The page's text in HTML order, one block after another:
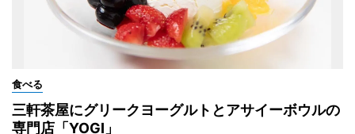
食べる
三軒茶屋にグリークヨーグルトとアサイーボウルの
専門店「YOGI」